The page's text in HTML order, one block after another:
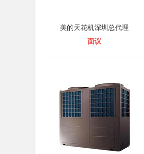
美的天花机深圳总代理
面议